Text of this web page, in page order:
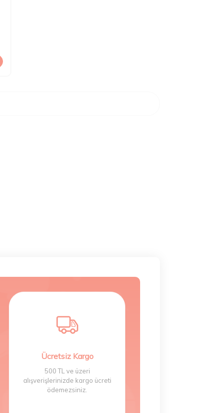
Ücretsiz Kargo
500 TL ve üzeri
alışverişlerinizde kargo ücreti
ödemezsiniz.